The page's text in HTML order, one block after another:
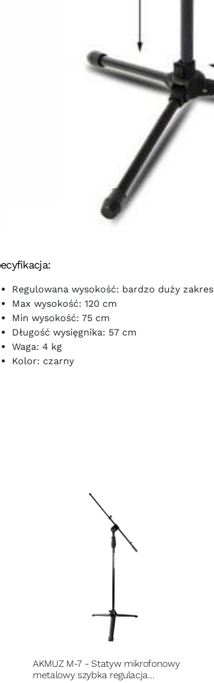
Regulowana wysokość: bardzo duży zakres
Max wysokość: 120 cm
Min wysokość: 75 cm
Długość wysięgnika: 57 cm
Waga: 4 kg
Kolor: czarny
AKMUZ M-7 - Statyw mikrofonowy
metalowy szybka regulacja